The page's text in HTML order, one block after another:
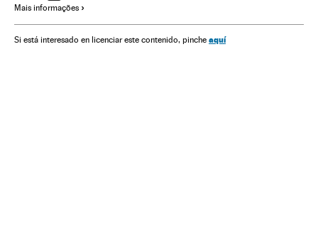
Agronegócio
Mais informações
Si está interesado en licenciar este contenido, pinche aquí